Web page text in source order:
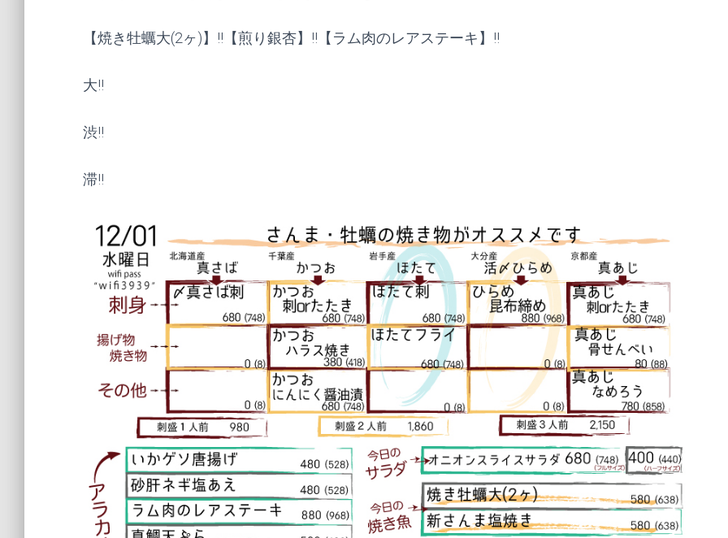
【焼き牡蠣大(2ヶ)】!!【煎り銀杏】!!【ラム肉のレアステーキ】!!
大!!
渋!!
滞!!